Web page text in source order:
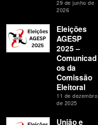
29 de junho de
2026
Eleições
AGESP
2025 –
Comunicad
os da
Comissão
Eleitoral
11 de dezembro
de 2025
União e